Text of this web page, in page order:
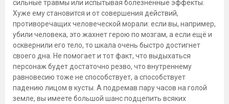
сильные травмы или испытывая болезненные эффекты.
Хуже ему становится и от совершения действий,
противоречащих человеческой морали: если вы, например,
убили человека, это жахнет герою по мозгам, а если ещё и
осквернили его тело, то шкала очень быстро достигнет
своего дна. Не помогает и тот факт, что выдыхаться
персонаж будет достаточно резво, что внутреннему
равновесию тоже не способствует, а способствует
падению лицом в кусты. А подремав пару часов на голой
земле, вы имеете большой шанс подцепить всяких